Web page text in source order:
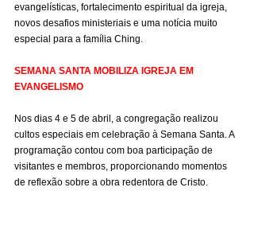
evangelísticas, fortalecimento espiritual da igreja,
novos desafios ministeriais e uma notícia muito
especial para a família Ching.
SEMANA SANTA MOBILIZA IGREJA EM
EVANGELISMO
Nos dias 4 e 5 de abril, a congregação realizou
cultos especiais em celebração à Semana Santa. A
programação contou com boa participação de
visitantes e membros, proporcionando momentos
de reflexão sobre a obra redentora de Cristo.